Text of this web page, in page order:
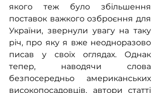
якого теж було збільшення
поставок важкого озброєння для
України, звернули увагу на таку
річ, про яку я вже неодноразово
писав у своїх оглядах. Однак
тепер, наводячи слова
безпосередньо американських
високопосадовців, автори статті